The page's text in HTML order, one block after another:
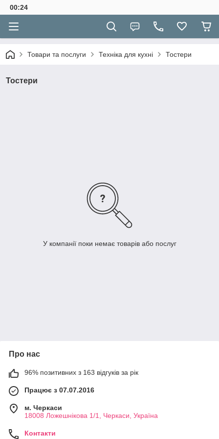
00:24
Товари та послуги Техніка для кухні Тостери
Тостери
У компанії поки немає товарів або послуг
Про нас
96% позитивних з 163 відгуків за рік
Працює з 07.07.2016
м. Черкаси
18008 Ложешнікова 1/1, Черкаси, Україна
Контакти